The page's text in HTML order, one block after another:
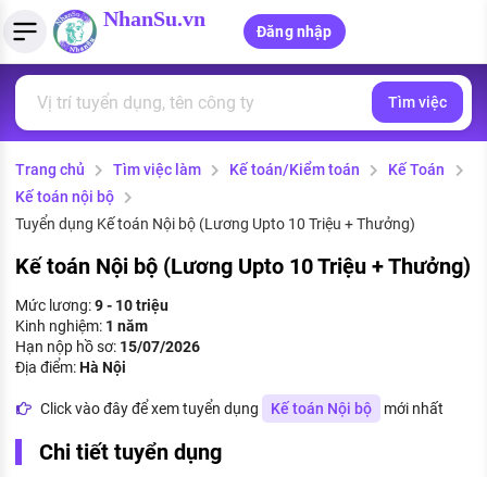
NhanSu.vn
Đăng nhập
Tìm việc làm
Việc làm ngành luật
Việc làm lương cao
Việc làm tốt nhất
CÔNG TY
Danh sách nhà tuyển dụng
Nhà tuyển dụng hàng đầu
Quản lý CV
Tải CV lên
Tạo CV trực tuyến
MẪU CV THEO STYLE
Mẫu CV đơn giản
Tính lương Gross - Net
Tính thuế thu nhập cá nhân
Tính trợ cấp thất nghiệp
PHÁP LUẬT VIỆT NAM
Văn bản pháp luật
Chính sách mới
PHÁP LUẬT LAO ĐỘNG
Lao động và tiền lương
Bảo hiểm và phúc lợi
Thuế thu nhập
Hồ sơ biểu mẫu
Chính sách lao động
Tìm việc
Trang chủ Tìm việc làm Kế toán/Kiểm toán
Kế Toán
Kế toán nội bộ
Tuyển dụng Kế toán Nội bộ (Lương Upto 10 Triệu + Thưởng)
Kế toán Nội bộ (Lương Upto 10 Triệu + Thưởng)
Mức lương:9 - 10 triệu
Kinh nghiệm: 1 năm
Hạn nộp hồ sơ: 15/07/2026
Địa điểm:Hà Nội
Click vào đây để xem tuyển dụng Kế toán Nội bộ mới nhất
Chi tiết tuyển dụng